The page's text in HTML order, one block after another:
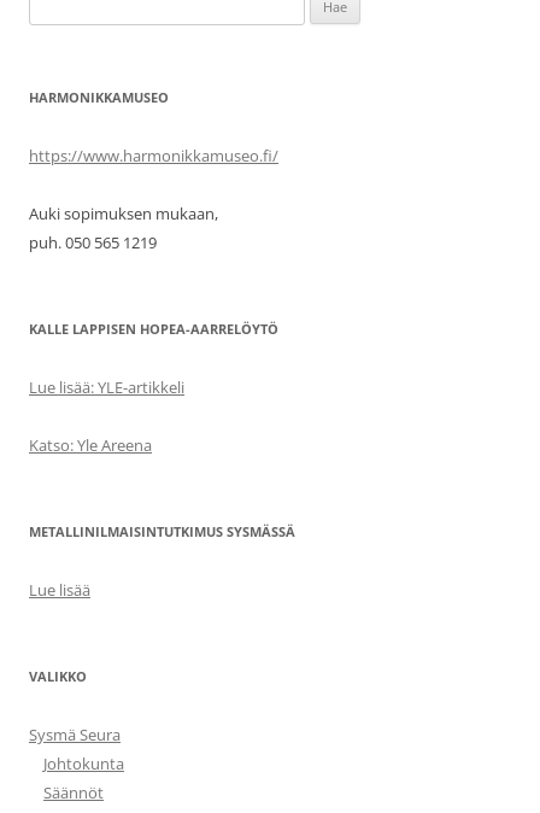
HARMONIKKAMUSEO
https://www.harmonikkamuseo.fi/
Auki sopimuksen mukaan,
puh. 050 565 1219
KALLE LAPPISEN HOPEA-AARRELÖYTÖ
Lue lisää: YLE-artikkeli
Katso: Yle Areena
METALLINILMAISINTUTKIMUS SYSMÄSSÄ
Lue lisää
VALIKKO
Sysmä Seura
Johtokunta
Säännöt